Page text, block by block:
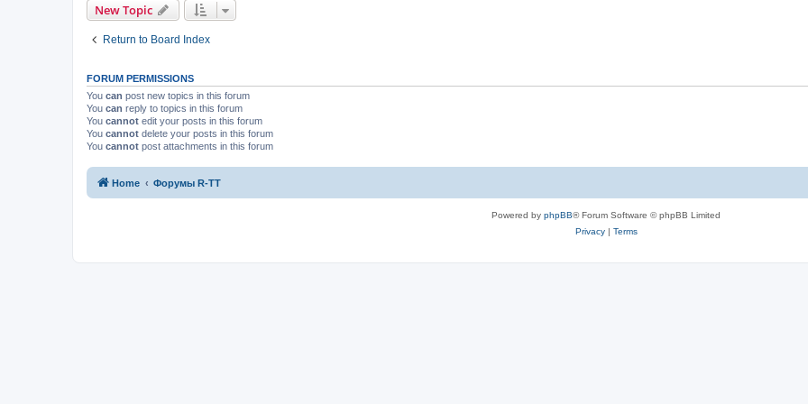
e
New Topic
Return to Board Index
FORUM PERMISSIONS
You can post new topics in this forum
You can reply to topics in this forum
You cannot edit your posts in this forum
You cannot delete your posts in this forum
You cannot post attachments in this forum
Home Форумы R-TT
Powered by phpBB® Forum Software © phpBB Limited
Privacy| Terms